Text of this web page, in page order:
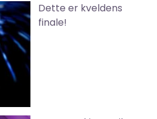
Dette er kveldens
finale!